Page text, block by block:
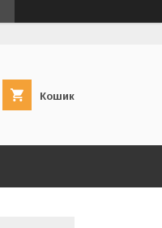
Кошик